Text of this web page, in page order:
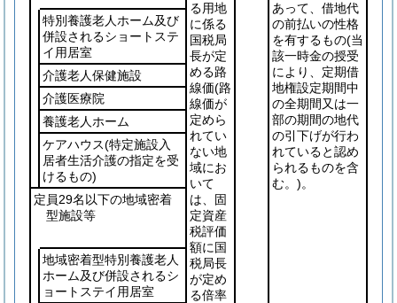
る用地
に係る
国税局
長が定
める路
線価(路
線価が
定めら
れてい
ない地
域にお
いて
は、固
定資産
税評価
額に国
税局長
が定め
る倍率
あって、借地代
の前払いの性格
を有するもの(当
該一時金の授受
により、定期借
地権設定期間中
の全期間又は一
部の期間の地代
の引下げが行わ
れていると認め
られるものを含
む。)。
特別養護老人ホーム及び
併設されるショートステ
イ用居室
介護老人保健施設
介護医療院
養護老人ホーム
ケアハウス(特定施設入
居者生活介護の指定を受
けるもの)
定員29名以下の地域密着
型施設等
地域密着型特別養護老人
ホーム及び併設されるシ
ョートステイ用居室